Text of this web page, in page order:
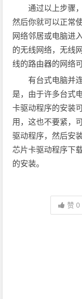
通过以上步骤
然后你就可以正常
网络邻居或电脑进
的无线网络，无线
线的路由器的网络
有台式电脑并
是，由于许多台式
卡驱动程序的安装
用，这也不要紧，
驱动程序，然后安
芯片卡驱动程序下
的安装。
赞0